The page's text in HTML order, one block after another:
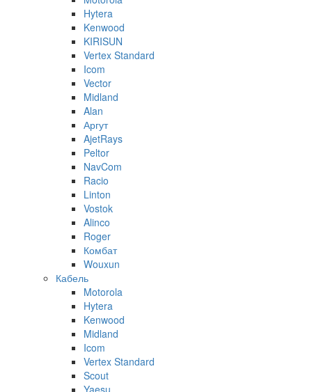
Hytera
Kenwood
KIRISUN
Vertex Standard
Icom
Vector
Midland
Alan
Аргут
AjetRays
Peltor
NavCom
Racio
Linton
Vostok
Alinco
Roger
Комбат
Wouxun
Кабель
Motorola
Hytera
Kenwood
Midland
Icom
Vertex Standard
Scout
Yaesu